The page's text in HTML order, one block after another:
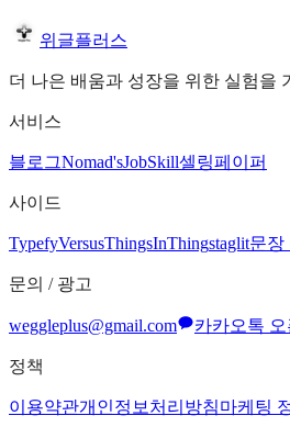
위글플러스
더 나은 배움과 성장을 위한 실험을
서비스
블로그Nomad'sJobSkill셀링페이퍼
사이드
TypefyVersusThingsInThingstaglit문장
문의 / 광고
weggleplus@gmail.com 카카오톡
정책
이용약관개인정보처리방침마케팅